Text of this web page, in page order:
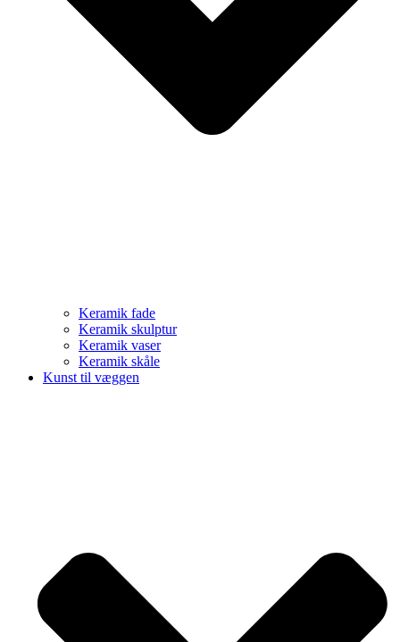
Keramik fade
Keramik skulptur
Keramik vaser
Keramik skåle
Kunst til væggen